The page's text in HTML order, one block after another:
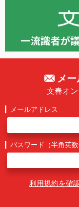
メ
文春オ
メールアドレス
パスワード（半角英
利用規約を確